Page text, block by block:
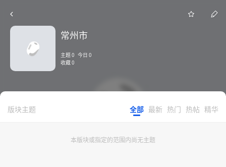
常州市
主题 0 今日 0
收藏 0
版块主题 全部 最新 热门 热帖 精华
本版块或指定的范围内尚无主题